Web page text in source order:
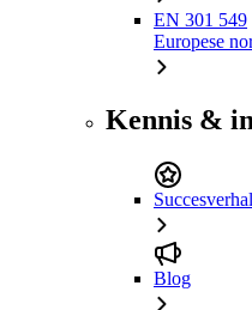
EN 301 549
Europese
Kennis &
Blog